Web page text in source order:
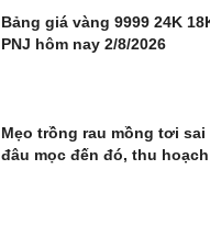
Bảng giá vàng 9999 24K
PNJ hôm nay 2/8/2026
Mẹo trồng rau mồng tơi sai
đâu mọc đến đó, thu